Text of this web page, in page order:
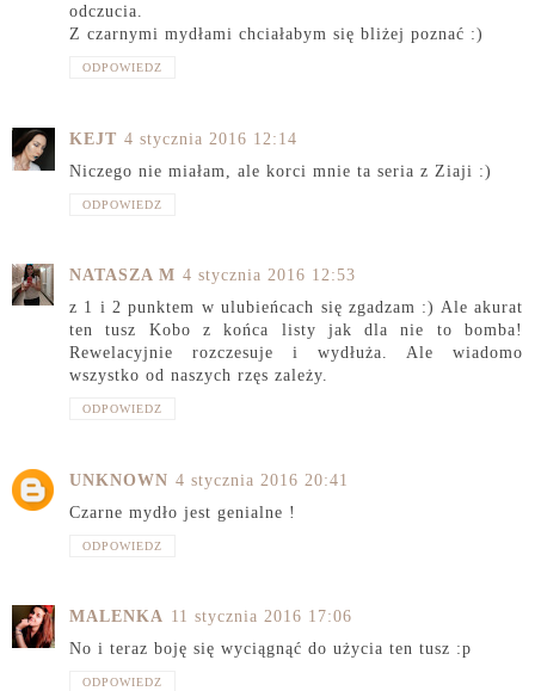
odczucia.
Z czarnymi mydłami chciałabym się bliżej poznać :)
ODPOWIEDZ
KEJT 4 stycznia 2016 12:14
Niczego nie miałam, ale korci mnie ta seria z Ziaji :)
ODPOWIEDZ
NATASZA M 4 stycznia 2016 12:53
z 1 i 2 punktem w ulubieńcach się zgadzam :) Ale akurat
ten tusz Kobo z końca listy jak dla nie to bomba!
Rewelacyjnie rozczesuje i wydłuża. Ale wiadomo
wszystko od naszych rzęs zależy.
ODPOWIEDZ
UNKNOWN 4 stycznia 2016 20:41
Czarne mydło jest genialne !
ODPOWIEDZ
MALENKA 11 stycznia 2016 17:06
No i teraz boję się wyciągnąć do użycia ten tusz :p
ODPOWIEDZ